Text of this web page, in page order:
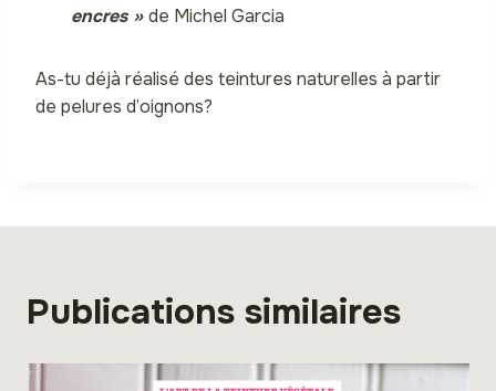
encres »de Michel Garcia
As-tu déjà réalisé des teintures naturelles à partir
de pelures d’oignons?
Publications similaires